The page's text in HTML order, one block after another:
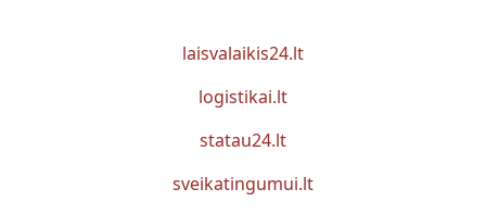
laisvalaikis24.lt
logistikai.lt
statau24.lt
sveikatingumui.lt